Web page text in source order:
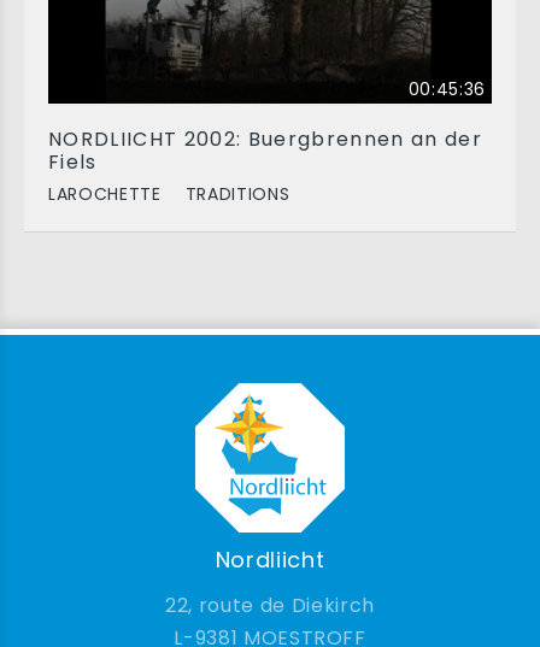
00:45:36
NORDLIICHT 2002: Buergbrennen an der
Fiels
LAROCHETTE TRADITIONS
Nordliicht
22, route de Diekirch
9381 MOESTROFF